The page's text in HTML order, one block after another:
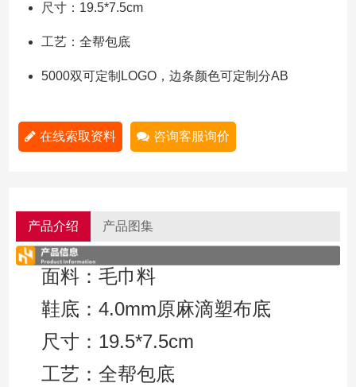
尺寸：19.5*7.5cm
工艺：全帮包底
5000双可定制LOGO，边条颜色可定制分AB
在线索取资料 咨询客服询价
产品介绍 产品图集
面料：毛巾料
鞋底：4.0mm原麻滴塑布底
尺寸：19.5*7.5cm
工艺：全帮包底